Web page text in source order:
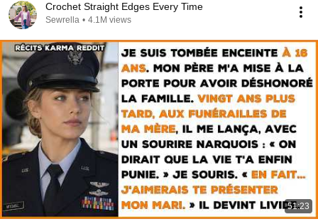
Crochet Straight Edges Every Time
Sewrella • 4.1M views
51:23